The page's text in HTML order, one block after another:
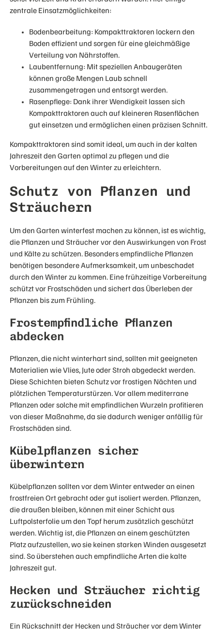
zentrale Einsatzmöglichkeiten:
Bodenbearbeitung: Kompakttraktoren lockern den
Boden effizient und sorgen für eine gleichmäßige
Verteilung von Nährstoffen.
Laubentfernung: Mit speziellen Anbaugeräten
können große Mengen Laub schnell
zusammengetragen und entsorgt werden.
Rasenpflege: Dank ihrer Wendigkeit lassen sich
Kompakttraktoren auch auf kleineren Rasenflächen
gut einsetzen und ermöglichen einen präzisen Schnitt.
Kompakttraktoren sind somit ideal, um auch in der kalten
Jahreszeit den Garten optimal zu pflegen und die
Vorbereitungen auf den Winter zu erleichtern.
Schutz von Pflanzen und
Sträuchern
Um den Garten winterfest machen zu können, ist es wichtig,
die Pflanzen und Sträucher vor den Auswirkungen von Frost
und Kälte zu schützen. Besonders empfindliche Pflanzen
benötigen besondere Aufmerksamkeit, um unbeschadet
durch den Winter zu kommen. Eine frühzeitige Vorbereitung
schützt vor Frostschäden und sichert das Überleben der
Pflanzen bis zum Frühling.
Frostempfindliche Pflanzen
abdecken
Pflanzen, die nicht winterhart sind, sollten mit geeigneten
Materialien wie Vlies, Jute oder Stroh abgedeckt werden.
Diese Schichten bieten Schutz vor frostigen Nächten und
plötzlichen Temperaturstürzen. Vor allem mediterrane
Pflanzen oder solche mit empfindlichen Wurzeln profitieren
von dieser Maßnahme, da sie dadurch weniger anfällig für
Frostschäden sind.
Kübelpflanzen sicher
überwintern
Kübelpflanzen sollten vor dem Winter entweder an einen
frostfreien Ort gebracht oder gut isoliert werden. Pflanzen,
die draußen bleiben, können mit einer Schicht aus
Luftpolsterfolie um den Topf herum zusätzlich geschützt
werden. Wichtig ist, die Pflanzen an einem geschützten
Platz aufzustellen, wo sie keinen starken Winden ausgesetzt
sind. So überstehen auch empfindliche Arten die kalte
Jahreszeit gut.
Hecken und Sträucher richtig
zurückschneiden
Ein Rückschnitt der Hecken und Sträucher vor dem Winter